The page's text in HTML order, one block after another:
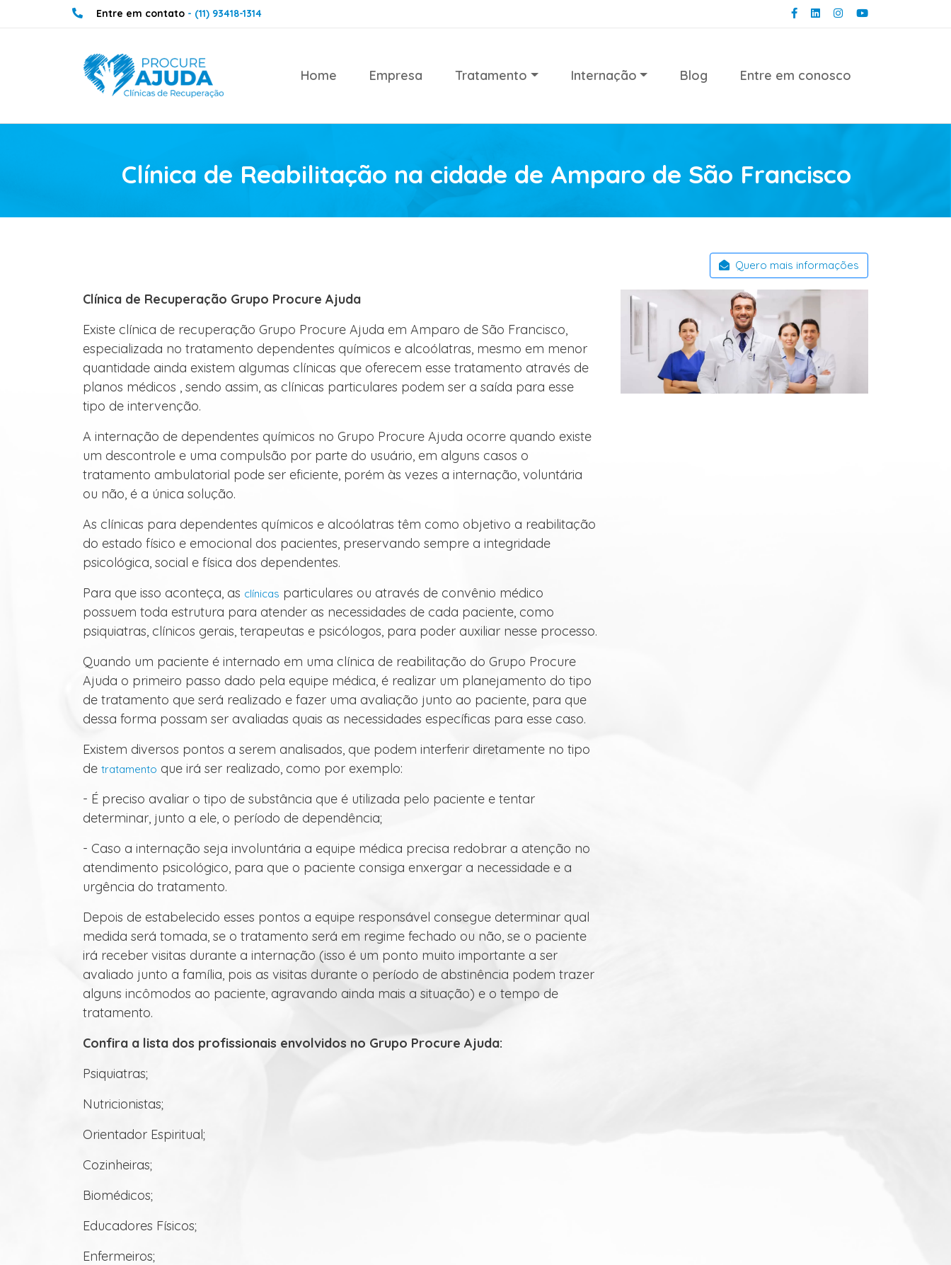
Entre em contato - (11) 93418-1314
Home Empresa Tratamento Internação Blog Entre em conosco
Clínica de Reabilitação na cidade de Amparo de São Francisco
Quero mais informações
Clínica de Recuperação Grupo Procure Ajuda
Existe clínica de recuperação Grupo Procure Ajuda em Amparo de São Francisco,
especializada no tratamento dependentes químicos e alcoólatras, mesmo em menor
quantidade ainda existem algumas clínicas que oferecem esse tratamento através de
planos médicos , sendo assim, as clínicas particulares podem ser a saída para esse
tipo de intervenção.
A internação de dependentes químicos no Grupo Procure Ajuda ocorre quando existe
um descontrole e uma compulsão por parte do usuário, em alguns casos o
tratamento ambulatorial pode ser eficiente, porém às vezes a internação, voluntária
ou não, é a única solução.
As clínicas para dependentes químicos e alcoólatras têm como objetivo a reabilitação
do estado físico e emocional dos pacientes, preservando sempre a integridade
psicológica, social e física dos dependentes.
Para que isso aconteça, as clínicas particulares ou através de convênio médico
possuem toda estrutura para atender as necessidades de cada paciente, como
psiquiatras, clínicos gerais, terapeutas e psicólogos, para poder auxiliar nesse processo.
Quando um paciente é internado em uma clínica de reabilitação do Grupo Procure
Ajuda o primeiro passo dado pela equipe médica, é realizar um planejamento do tipo
de tratamento que será realizado e fazer uma avaliação junto ao paciente, para que
dessa forma possam ser avaliadas quais as necessidades específicas para esse caso.
Existem diversos pontos a serem analisados, que podem interferir diretamente no tipo
de tratamento que irá ser realizado, como por exemplo:
- É preciso avaliar o tipo de substância que é utilizada pelo paciente e tentar
determinar, junto a ele, o período de dependência;
- Caso a internação seja involuntária a equipe médica precisa redobrar a atenção no
atendimento psicológico, para que o paciente consiga enxergar a necessidade e a
urgência do tratamento.
Depois de estabelecido esses pontos a equipe responsável consegue determinar qual
medida será tomada, se o tratamento será em regime fechado ou não, se o paciente
irá receber visitas durante a internação (isso é um ponto muito importante a ser
avaliado junto a família, pois as visitas durante o período de abstinência podem trazer
alguns incômodos ao paciente, agravando ainda mais a situação) e o tempo de
tratamento.
Confira a lista dos profissionais envolvidos no Grupo Procure Ajuda:
Psiquiatras;
Nutricionistas;
Orientador Espiritual;
Cozinheiras;
Biomédicos;
Educadores Físicos;
Enfermeiros;